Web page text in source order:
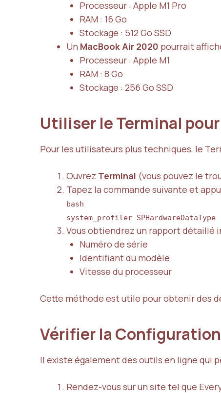
Processeur : Apple M1 Pro
RAM : 16 Go
Stockage : 512 Go SSD
Un MacBook Air 2020 pourrait
Processeur : Apple M1
RAM : 8 Go
Stockage : 256 Go SSD
Utiliser le Terminal
Pour les utilisateurs plus techniques, le
Ouvrez Terminal (vous pouvez le
Tapez la commande suivante et
bash
system_profiler SPHardwareDataType
Vous obtiendrez un rapport détaillé
Numéro de série
Identifiant du modèle
Vitesse du processeur
Cette méthode est utile pour obtenir des
Vérifier la
Il existe également des outils en ligne qui
Rendez-vous sur un site tel que